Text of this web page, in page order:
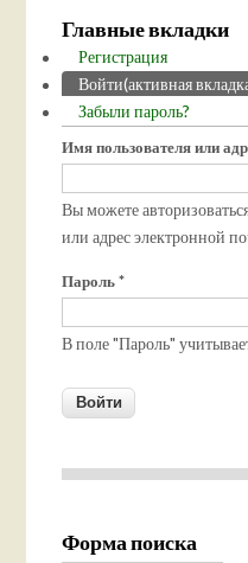
Главные вкладки
Регистрация
Войти(активная
Забыли пароль?
Имя пользователя или
Вы можете
или адрес электронной
Пароль*
В поле "Пароль"
Форма поиска